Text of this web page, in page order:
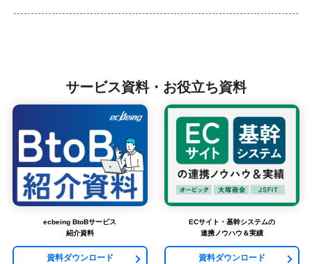
サービス資料・お役立ち資料
ecbeing BtoBサービス
紹介資料
資料ダウンロード
ECサイト・基幹システムの
連携ノウハウ＆実績
資料ダウンロード